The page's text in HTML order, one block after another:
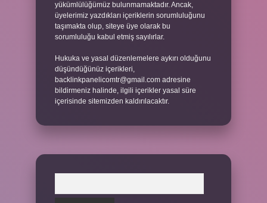
yükümlülüğümüz bulunmamaktadır. Ancak,
üyelerimiz yazdıkları içeriklerin sorumluluğunu
taşımakta olup, siteye üye olarak bu
sorumluluğu kabul etmiş sayılırlar.
Hukuka ve yasal düzenlemelere aykırı olduğunu
düşündüğünüz içerikleri,
backlinkpanelicomtr@gmail.com adresine
bildirmeniz halinde, ilgili içerikler yasal süre
içerisinde sitemizden kaldırılacaktır.